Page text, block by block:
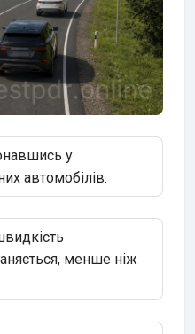
у
автомобілів.
менше ніж